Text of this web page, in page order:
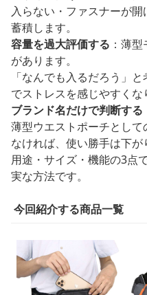
入らない・ファスナーが
蓄積します。
容量を過大評価する ：薄
があります。
「なんでも入るだろう」
でストレスを感じやすくな
ブランド名だけで判断する
薄型ウエストポーチとし
なければ、使い勝手は下が
用途・サイズ・機能の3点
実な方法です。
今回紹介する商品一覧